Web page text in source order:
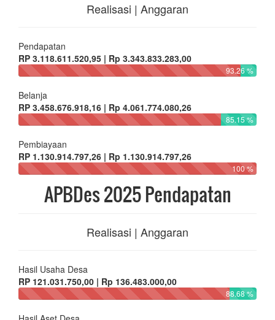
Realisasi | Anggaran
Pendapatan
RP 3.118.611.520,95 | Rp 3.343.833.283,00
93.26 %
Belanja
RP 3.458.676.918,16 | Rp 4.061.774.080,26
85.15 %
Pembiayaan
RP 1.130.914.797,26 | Rp 1.130.914.797,26
100 %
APBDes 2025 Pendapatan
Realisasi | Anggaran
Hasil Usaha Desa
RP 121.031.750,00 | Rp 136.483.000,00
88.68 %